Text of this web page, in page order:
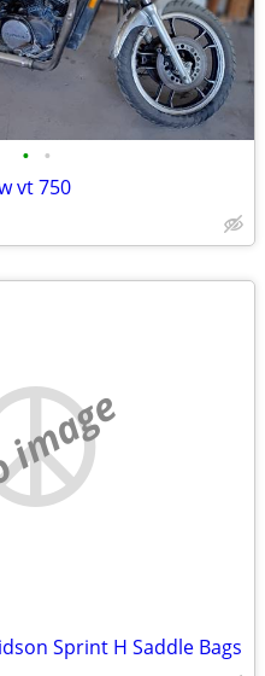
• •
vt 750
Sprint H Saddle Bags